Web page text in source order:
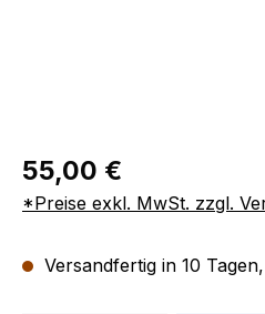
55,00 €
*Preise exkl. MwSt. zzgl.
Versandfertig in 10